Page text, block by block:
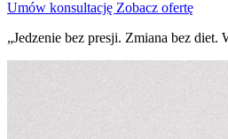
Umów konsultację Zobacz ofertę
„Jedzenie bez presji. Zmiana bez